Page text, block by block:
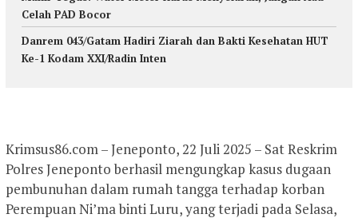
Celah PAD Bocor
Danrem 043/Gatam Hadiri Ziarah dan Bakti Kesehatan HUT
Ke-1 Kodam XXI/Radin Inten
Krimsus86.com – Jeneponto, 22 Juli 2025 – Sat Reskrim
Polres Jeneponto berhasil mengungkap kasus dugaan
pembunuhan dalam rumah tangga terhadap korban
Perempuan Ni’ma binti Luru, yang terjadi pada Selasa,